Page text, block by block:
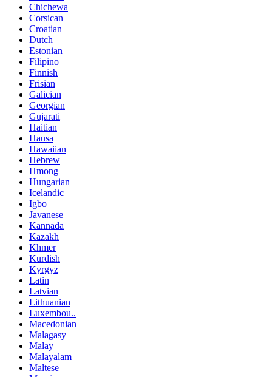
Chichewa
Corsican
Croatian
Dutch
Estonian
Filipino
Finnish
Frisian
Galician
Georgian
Gujarati
Haitian
Hausa
Hawaiian
Hebrew
Hmong
Hungarian
Icelandic
Igbo
Javanese
Kannada
Kazakh
Khmer
Kurdish
Kyrgyz
Latin
Latvian
Lithuanian
Luxembou..
Macedonian
Malagasy
Malay
Malayalam
Maltese